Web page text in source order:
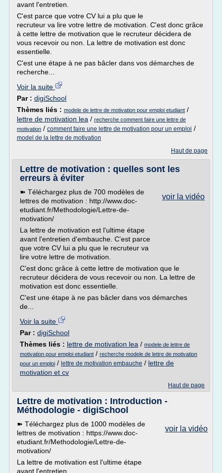
avant l'entretien.
C'est parce que votre CV lui a plu que le
recruteur va lire votre lettre de motivation. C'est donc grâce
à cette lettre de motivation que le recruteur décidera de
vous recevoir ou non. La lettre de motivation est donc
essentielle.
C'est une étape à ne pas bâcler dans vos démarches de
recherche...
Voir la suite
Par : digiSchool
Thèmes liés : modele de lettre de motivation pour emploi etudiant /
lettre de motivation lea / recherche comment faire une lettre de
motivation / comment faire une lettre de motivation pour un emploi /
model de la lettre de motivation
Haut de page
Lettre de motivation : quelles sont les
erreurs à éviter
voir la vidéo
➽ Téléchargez plus de 700 modèles de
lettres de motivation : http://www.doc-
etudiant.fr/Methodologie/Lettre-de-
motivation/
La lettre de motivation est l'ultime étape
avant l'entretien d'embauche. C'est parce
que votre CV lui a plu que le recruteur va
lire votre lettre de motivation.
C'est donc grâce à cette lettre de motivation que le
recruteur décidera de vous recevoir ou non. La lettre de
motivation est donc essentielle.
C'est une étape à ne pas bâcler dans vos démarches
de...
Voir la suite
Par : digiSchool
Thèmes liés : lettre de motivation lea / modele de lettre de
motivation pour emploi etudiant / recherche modele de lettre de motivation
pour un emploi / lettre de motivation embauche / lettre de
motivation et cv
Haut de page
Lettre de motivation : Introduction -
Méthodologie - digiSchool
voir la vidéo
➽ Téléchargez plus de 1000 modèles de
lettres de motivation : https://www.doc-
etudiant.fr/Methodologie/Lettre-de-
motivation/
La lettre de motivation est l'ultime étape
avant l'entretien.